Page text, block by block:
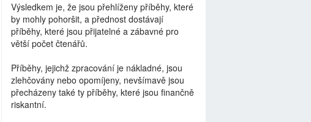
Výsledkem je, že jsou přehlíženy příběhy, které
by mohly pohoršit, a přednost dostávají
příběhy, které jsou přijatelné a zábavné pro
větší počet čtenářů.
Příběhy, jejichž zpracování je nákladné, jsou
zlehčovány nebo opomíjeny, nevšímavě jsou
přecházeny také ty příběhy, které jsou finančně
riskantní.